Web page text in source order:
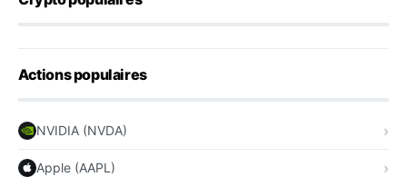
Actions populaires
NVIDIA (NVDA)
Apple (AAPL)